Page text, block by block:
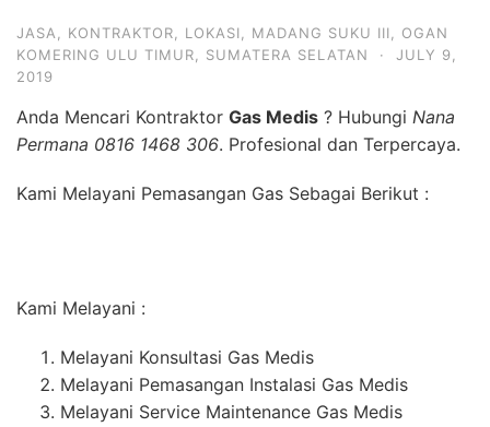
JASA KONTRAKTOR LOKASI MADANG SUKU III
OGAN
KOMERING ULU TIMUR
SUMATERA SELATAN ·
JULY 9,
2019
Anda Mencari Kontraktor Gas Medis ? Hubungi Nana
Permana 0816 1468 306. Profesional dan Terpercaya.
Kami Melayani Pemasangan Gas Sebagai Berikut :
Kami Melayani :
Melayani Konsultasi Gas Medis
Melayani Pemasangan Instalasi Gas Medis
Melayani Service Maintenance Gas Medis